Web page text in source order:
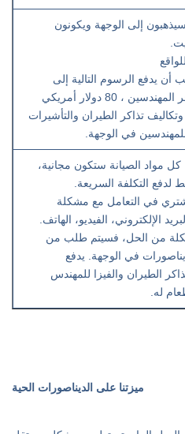
سيذهبون إلى الوجهة ويكونون
أن يدفع الرسوم التالية إلى
رسوم التثبيت ((أجر المهندسين ، 80 دولار أمريكي
تذاكر الطيران والتأشيرات
في الوجهة.
مواد الصيانة ستكون مجانية،
لدفع التكلفة السريعة.
في التعامل مع مشكلة
الإلكتروني، الفيديو، الهاتف.
من الحل، فسيتم طلب من
في الوجهة. يدفع
الطيران والفيزا للمهندس
له.
ميزتنا على الديناصورات الحية